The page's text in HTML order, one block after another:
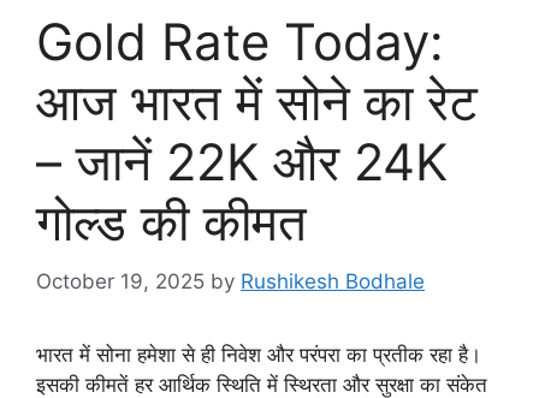
Gold Rate Today:
आज भारत में सोने का रेट
– जानें 22K और 24K
गोल्ड की कीमत
October 19, 2025 by Rushikesh Bodhale
भारत में सोना हमेशा से ही निवेश और परंपरा का प्रतीक रहा है।
इसकी कीमतें हर आर्थिक स्थिति में स्थिरता और सुरक्षा का संकेत